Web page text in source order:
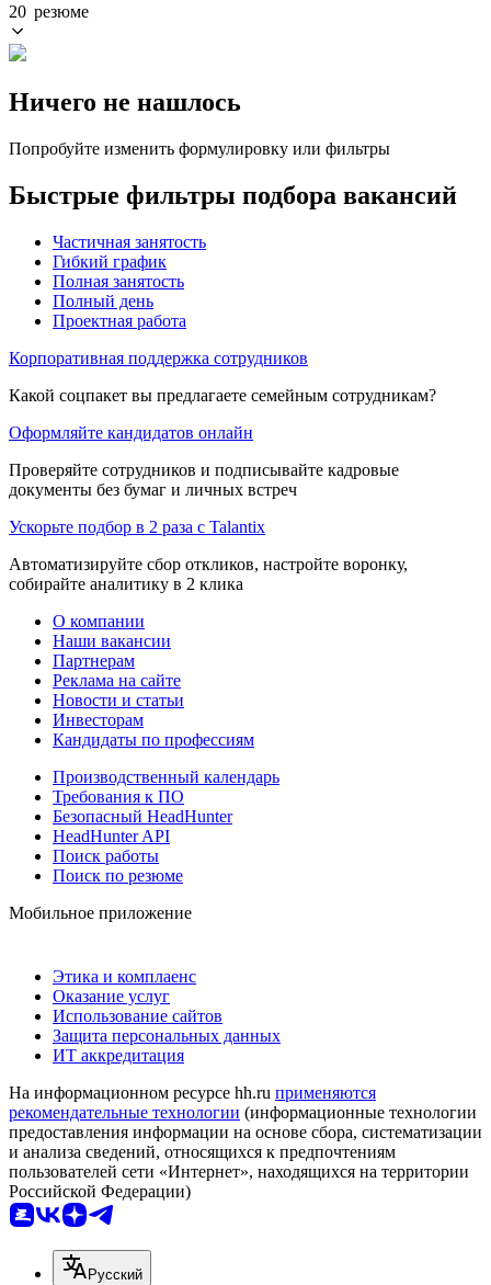
20 резюме
Ничего не нашлось
Попробуйте изменить формулировку или фильтры
Быстрые фильтры подбора вакансий
Частичная занятость
Гибкий график
Полная занятость
Полный день
Проектная работа
Корпоративная поддержка сотрудников
Какой соцпакет вы предлагаете семейным сотрудникам?
Оформляйте кандидатов онлайн
Проверяйте сотрудников и подписывайте кадровые
документы без бумаг и личных встреч
Ускорьте подбор в 2 раза с Talantix
Автоматизируйте сбор откликов, настройте воронку,
собирайте аналитику в 2 клика
О компании
Наши вакансии
Партнерам
Реклама на сайте
Новости и статьи
Инвесторам
Кандидаты по профессиям
Производственный календарь
Требования к ПО
Безопасный HeadHunter
HeadHunter API
Поиск работы
Поиск по резюме
Мобильное приложение
Этика и комплаенс
Оказание услуг
Использование сайтов
Защита персональных данных
ИТ аккредитация
На информационном ресурсе hh.ru применяются
рекомендательные технологии (информационные технологии
предоставления информации на основе сбора, систематизации
и анализа сведений, относящихся к предпочтениям
пользователей сети «Интернет», находящихся на территории
Российской Федерации)
Русский